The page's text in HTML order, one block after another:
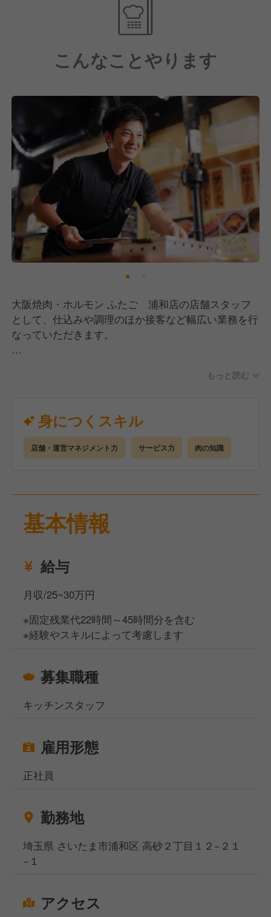
充実した福利厚生、週休2日制を導入するなど、労働
環境が整っておりプライベートの時間も大切にできま
こんなことやります
大阪焼肉・ホルモン ふたご 浦和店の店舗スタッフ
として、仕込みや調理のほか接客など幅広い業務を行
なっていただきます。
るので、調理技術だけでなく食材の目利きも学べま
もっと読む
身につくスキル
店舗・運営マネジメント力 サービス力 肉の知識
基本情報
給与
月収/25~30万円
※固定残業代22時間～45時間分を含む
※経験やスキルによって考慮します
募集職種
キッチンスタッフ
雇用形態
正社員
勤務地
埼玉県 さいたま市浦和区 高砂２丁目１２−２１
−１
アクセス